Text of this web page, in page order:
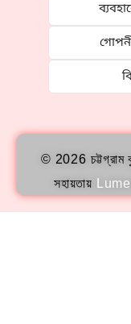
© 2026 চট্টগ্রাম
সহায়তায়